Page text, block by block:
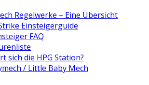
Regelwerke – Eine Übersicht
Einsteigerguide
FAQ
sich die HPG Station?
/ Little Baby Mech